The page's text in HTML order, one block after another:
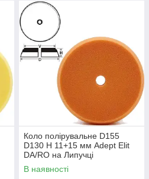
Коло полірувальне D155
D130 H 11+15 мм Adept Elit
DA/RO на Липучці
(Помаранчевий
Універсальний)
В наявності